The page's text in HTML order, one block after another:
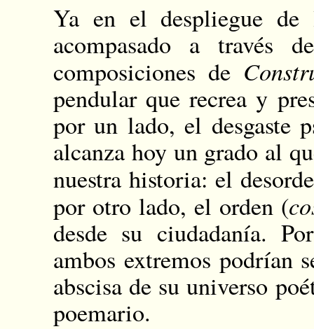
Ya en el despliegue de
acompasado a través
composiciones de
pendular que recrea y
por un lado, el desgaste
alcanza hoy un grado al
nuestra historia: el
por otro lado, el orden (
desde su ciudadanía.
ambos extremos podrían
abscisa de su universo
poemario.